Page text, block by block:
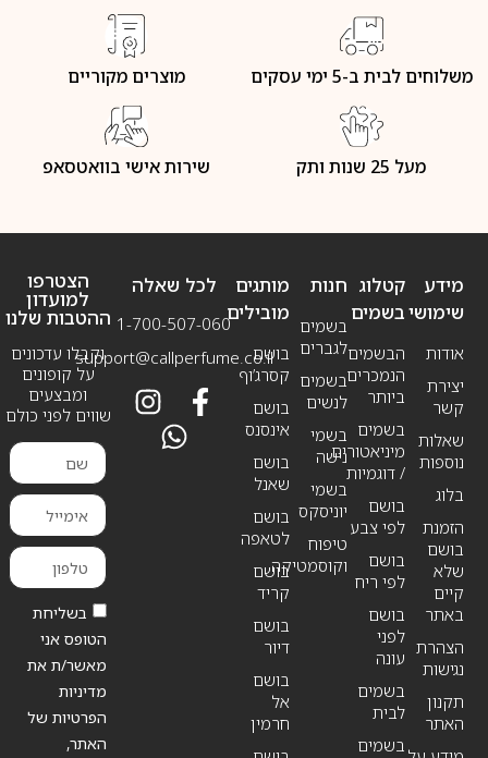
משלוחים לבית ב-5 ימי עסקים מוצרים מקוריים
מעל 25 שנות ותק שירות אישי בוואטסאפ
מידע
שימושי
אודות
יצירת
קשר
שאלות
נוספות
בלוג
הזמנת
בושם
שלא
קיים
באתר
הצהרת
נגישות
תקנון
האתר
חנות
בשמים
לגברים
בשמים
לנשים
בשמי
נישה
בשמי
יוניסקס
טיפוח
וקוסמטיקה
קטלוג
בשמים
הבשמים
הנמכרים
ביותר
בשמים
מיניאטורים
/ דוגמיות
בושם
לפי צבע
בושם
לפי ריח
בושם
לפני
עונה
בשמים
לבית
בשמים
מותגים
מובילים
בושם
קסרג’וף
בושם
אינסנס
בושם
שאנל
בושם
לטאפה
בושם
קריד
בושם
דיור
בושם
אל
חרמין
לכל שאלה
1-700-507-060
support@callperfume.co.il
הצטרפו
למועדון
ההטבות שלנו
וקבלו עדכונים
על קופונים
ומבצעים
שווים לפני כולם
בשליחת
הטופס אני
מאשר/ת את
מדיניות
הפרטיות של
האתר,